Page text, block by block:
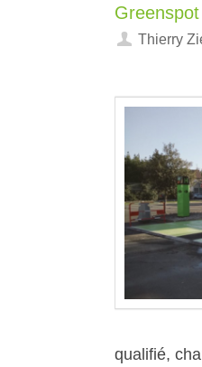
Thierry
qualifié,